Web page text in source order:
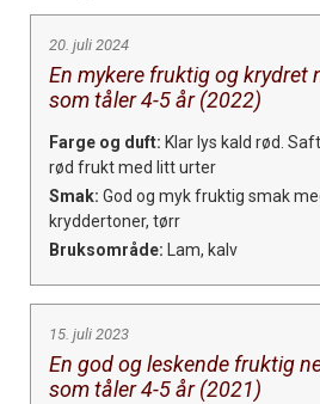
20. juli 2024
En mykere fruktig og krydret
som tåler 4-5 år (2022)
Farge og duft: Klar lys kald rød.
rød frukt med litt urter
Smak: God og myk fruktig smak
kryddertoner, tørr
Bruksområde: Lam, kalv
15. juli 2023
En god og leskende fruktig
som tåler 4-5 år (2021)